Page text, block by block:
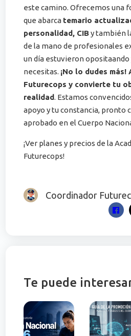
este camino. Ofrecemos una
que abarca temario
personalidad, CIBy también
de la mano de profesionales
un día estuvieron opositaando
necesitas. ¡No lo dudes
Futurecops y convierte tu
realidad. Estamos
apoyo y tu constancia, pronto
aprobado en el Cuerpo
¡Ver planes y precios de la
Futurecops!
Coordinador
Te puede